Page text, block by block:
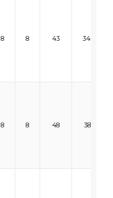
8 8 43 344
8 8 48 381